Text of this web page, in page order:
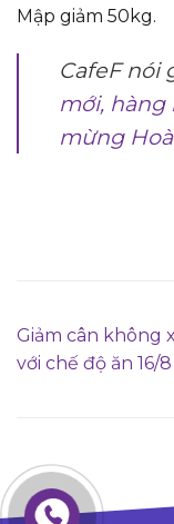
Mập giảm 50kg.
CafeF nói
mới, hàng
mừng
Giảm cân không
với chế độ ăn 16/8